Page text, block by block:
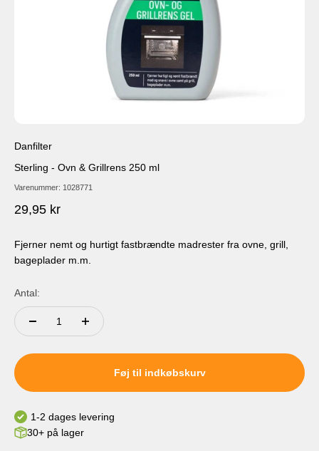
Danfilter
Sterling - Ovn & Grillrens 250 ml
Varenummer: 1028771
Salgspris
29,95 kr
Fjerner nemt og hurtigt fastbrændte madrester fra ovne, grill,
bageplader m.m.
Antal:
Føj til indkøbskurv
1-2 dages levering
30+ på lager